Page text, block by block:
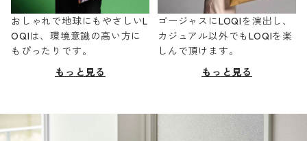
おしゃれで地球にもやさしいL
OQIは、環境意識の高い方に
もぴったりです。
もっと見る
ゴージャスにLOQIを演出し、
カジュアル以外でもLOQIを楽
しんで頂けます。
もっと見る